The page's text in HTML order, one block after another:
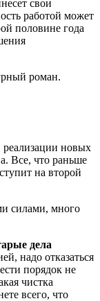
свои
работой может
половине года
роман.
реализации новых
Все, что раньше
на второй
силами, много
дела
надо отказаться
порядок не
чистка
всего, что